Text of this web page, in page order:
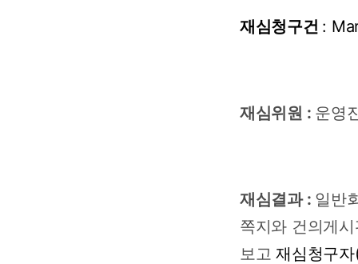
재심청구건 :
재심위원 : 운영
재심결과 : 일반
쪽지와 건의게
보고재심청구